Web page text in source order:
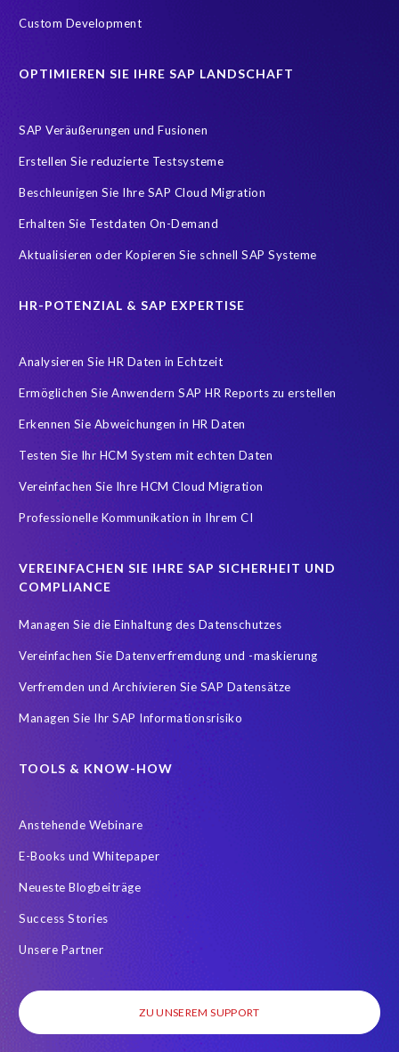
Managed Services Definition
Robotic Process Automation (RPA) S/4HANA Migrations
Übersetzung
Custom Development
OPTIMIEREN SIE IHRE SAP LANDSCHAFT
SAP Veräußerungen und Fusionen
Erstellen Sie reduzierte Testsysteme
Beschleunigen Sie Ihre SAP Cloud Migration
Erhalten Sie Testdaten On-Demand
Aktualisieren oder Kopieren Sie schnell SAP Systeme
HR-POTENZIAL & SAP EXPERTISE
Analysieren Sie HR Daten in Echtzeit
Ermöglichen Sie Anwendern SAP HR Reports zu erstellen
Erkennen Sie Abweichungen in HR Daten
Testen Sie Ihr HCM System mit echten Daten
Vereinfachen Sie Ihre HCM Cloud Migration
Professionelle Kommunikation in Ihrem CI
VEREINFACHEN SIE IHRE SAP SICHERHEIT UND
COMPLIANCE
Managen Sie die Einhaltung des Datenschutzes
Vereinfachen Sie Datenverfremdung und -maskierung
Verfremden und Archivieren Sie SAP Datensätze
Managen Sie Ihr SAP Informationsrisiko
TOOLS & KNOW-HOW
Anstehende Webinare
E-Books und Whitepaper
Neueste Blogbeiträge
Success Stories
Unsere Partner
ZU UNSEREM SUPPORT